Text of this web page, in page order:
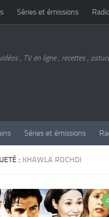
Séries et émissions
, TV en ligne , recettes ,
Séries et émissions
: KHAWLA ROCHDI